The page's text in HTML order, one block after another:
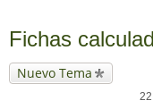
Fichas
Nuevo Tema